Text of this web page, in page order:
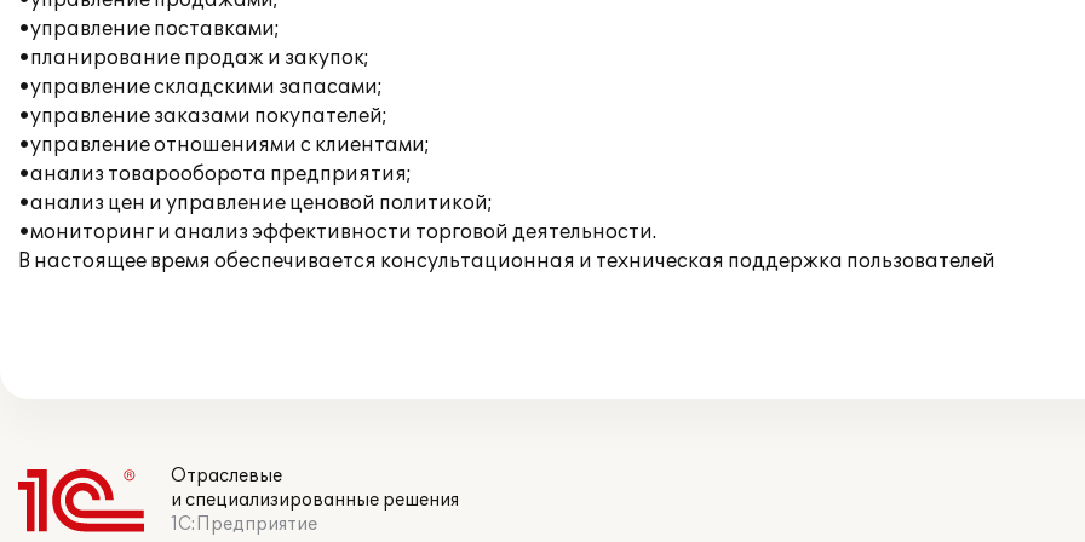
•управление поставками;
•планирование продаж и закупок;
•управление складскими запасами;
•управление заказами покупателей;
•управление отношениями с клиентами;
•анализ товарооборота предприятия;
•анализ цен и управление ценовой политикой;
•мониторинг и анализ эффективности торговой деятельности.
В настоящее время обеспечивается консультационная и техническая поддержка пользователей
Отраслевые
и специализированные решения
1С:Предприятие